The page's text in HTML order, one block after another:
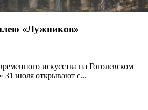
«Лужников»
искусства на Гоголевском
31 июля открывают с...